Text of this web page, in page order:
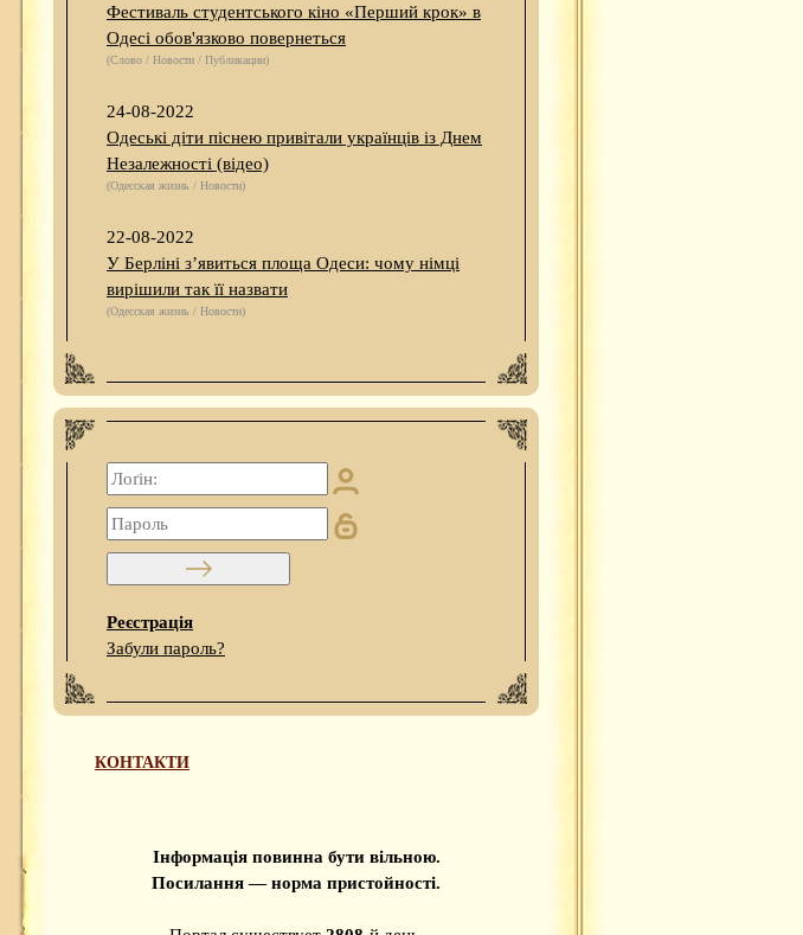
Фестиваль студентського кіно «Перший крок» в
Одесі обов'язково повернеться
(Слово / Новости / Публикации)
24-08-2022
Одеські діти піснею привітали українців із Днем
Незалежності (відео)
(Одесская жизнь / Новости)
22-08-2022
У Берліні з’явиться площа Одеси: чому німці
вирішили так її назвати
(Одесская жизнь / Новости)
Реєстрація
Забули пароль?
КОНТАКТИ
Інформація повинна бути вільною.
Посилання — норма пристойності.